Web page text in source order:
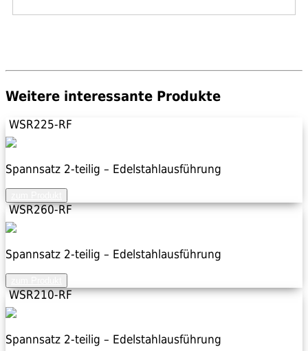
Weitere interessante Produkte
WSR225-RF
Spannsatz 2-teilig – Edelstahlausführung
WSR260-RF
Spannsatz 2-teilig – Edelstahlausführung
WSR210-RF
Spannsatz 2-teilig – Edelstahlausführung